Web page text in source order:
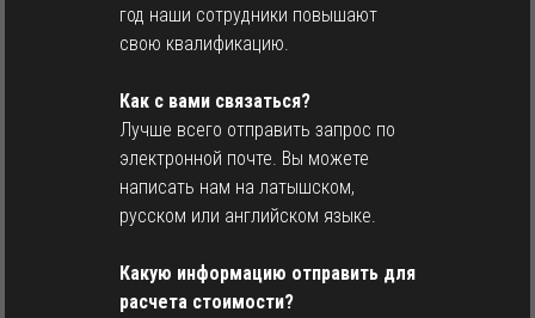
год наши сотрудники повышают
свою квалификацию.
Как с вами связаться?
Лучше всего отправить запрос по
электронной почте. Вы можете
написать нам на латышском,
русском или английском языке.
Какую информацию отправить для
расчета стоимости?